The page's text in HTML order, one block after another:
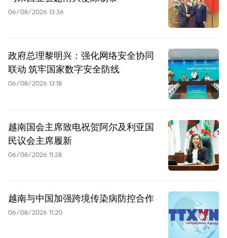
06/08/2026 13:36
政府总理黎明兴：强化网络安全协同
联动 筑牢国家数字安全防线
06/08/2026 13:18
越南国会主席致电祝贺阿尔及利亚国
民议会主席履新
06/08/2026 11:28
越南与中国加强跨境传染病防控合作
06/08/2026 11:20